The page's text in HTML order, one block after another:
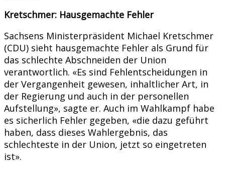
Kretschmer: Hausgemachte Fehler
Sachsens Ministerpräsident Michael Kretschmer
(CDU) sieht hausgemachte Fehler als Grund für
das schlechte Abschneiden der Union
verantwortlich. «Es sind Fehlentscheidungen in
der Vergangenheit gewesen, inhaltlicher Art, in
der Regierung und auch in der personellen
Aufstellung», sagte er. Auch im Wahlkampf habe
es sicherlich Fehler gegeben, «die dazu geführt
haben, dass dieses Wahlergebnis, das
schlechteste in der Union, jetzt so eingetreten
ist».